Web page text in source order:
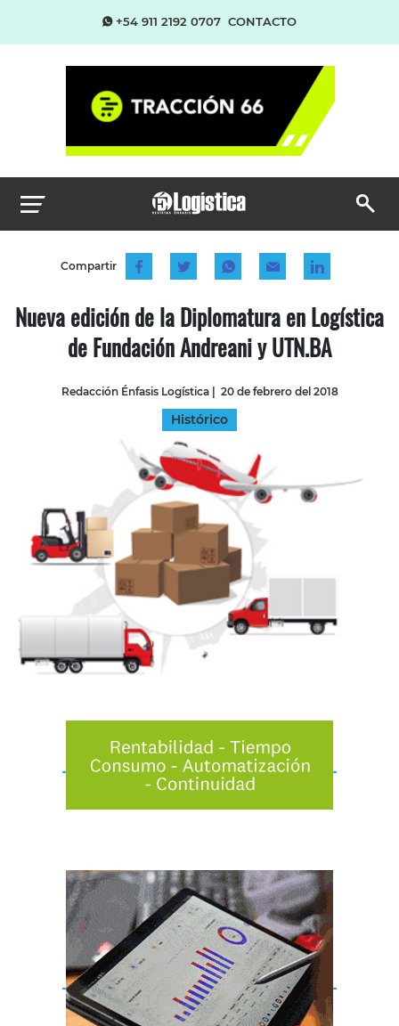
+54 911 2192 0707 CONTACTO
Compartir
Nueva edición de la Diplomatura en Logística
de Fundación Andreani y UTN.BA
Redacción Énfasis Logística| 20 de febrero del 2018
Histórico